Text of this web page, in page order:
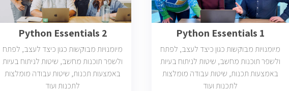
Python Essentials 1
מיומנויות מבוקשות כגון כיצד לעצב, לפתח
ולשפר תוכנות מחשב, שיטות לניתוח בעיות
באמצעות תכנות, שיטות עבודה מומלצות
לתכנות ועוד
Python Essentials 2
מיומנויות מבוקשות כגון כיצד לעצב, לפתח
ולשפר תוכנות מחשב, שיטות לניתוח בעיות
באמצעות תכנות, שיטות עבודה מומלצות
לתכנות ועוד